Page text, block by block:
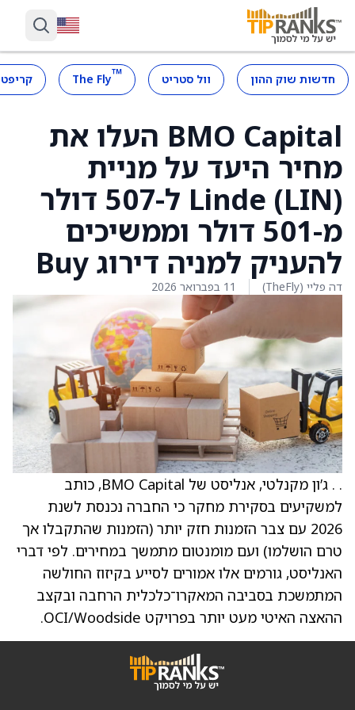
חדשות שוק ההון וול סטריט ™
The Fly
BMO Capital העלו את
מחיר היעד על מניית
Linde (LIN) ל-507 דולר
מ-501 דולר וממשיכים
להעניק למניה דירוג Buy
דה פליי (TheFly) 11 בפברואר 2026
. . ג’ון מקנלטי, אנליסט של BMO Capital, כותב
למשקיעים בסקירת מחקר כי החברה נכנסת לשנת
2026 עם צבר הזמנות חזק יותר (הזמנות שהתקבלו אך
טרם הושלמו) ועם מומנטום מתמשך במחירים. לפי דברי
האנליסט, גורמים אלו אמורים לסייע בקיזוז החולשה
המתמשכת בסביבה המאקרו־כלכלית הרחבה ובקצב
ההאצה האיטי מעט יותר בפרויקט OCI/Woodside.